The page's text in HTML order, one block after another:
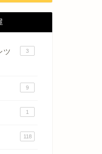
ツ
3
9
1
118